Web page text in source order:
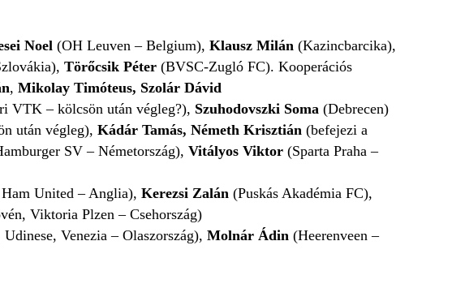
Noel (OH Leuven – Belgium), Klausz Milán (Kazincbarcika),
Törőcsik Péter (BVSC-Zugló FC). Kooperációs
, Mikolay Timóteus, Szolár Dávid
VTK – kölcsön után végleg?), Szuhodovszki Soma (Debrecen)
után végleg), Kádár Tamás, Németh Krisztián (befejezi a
SV – Németország), Vitályos Viktor (Sparta Praha –
United – Anglia), Kerezsi Zalán (Puskás Akadémia FC),
Viktoria Plzen – Csehország)
Udinese, Venezia – Olaszország), Molnár Ádin (Heerenveen –